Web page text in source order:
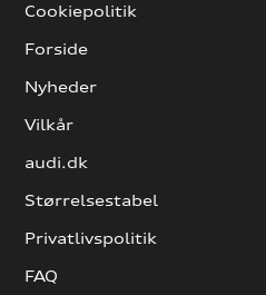
Cookiepolitik
Forside
Nyheder
Vilkår
audi.dk
Størrelsestabel
Privatlivspolitik
FAQ